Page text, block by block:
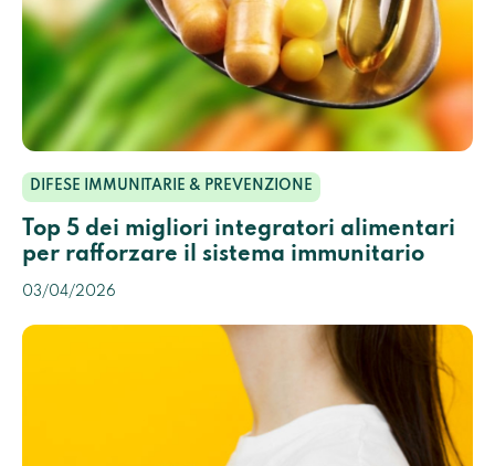
DIFESE IMMUNITARIE & PREVENZIONE
Top 5 dei migliori integratori alimentari
per rafforzare il sistema immunitario
03/04/2026